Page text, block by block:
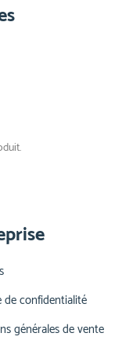
de confidentialité
générales de vente